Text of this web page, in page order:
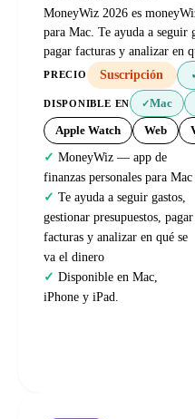
MoneyWiz 2026 es
para Mac. Te ayuda a seguir
pagar facturas y analizar en
PRECIO Suscripción
DISPONIBLE EN ✓Mac
Apple Watch Web
MoneyWiz — app de
finanzas personales para Mac
Te ayuda a seguir gastos,
gestionar presupuestos, pagar
facturas y analizar en qué se
va el dinero
Disponible en Mac,
iPhone y iPad.